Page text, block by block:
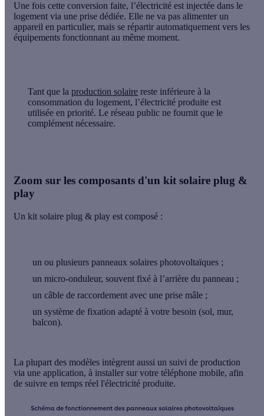
Une fois cette conversion faite, l’électricité est injectée dans le
logement via une prise dédiée. Elle ne va pas alimenter un
appareil en particulier, mais se répartir automatiquement vers les
équipements fonctionnant au même moment.
Tant que la production solaire reste inférieure à la
consommation du logement, l’électricité produite est
utilisée en priorité. Le réseau public ne fournit que le
complément nécessaire.
Zoom sur les composants d'un kit solaire plug &
play
Un kit solaire plug & play est composé :
un ou plusieurs panneaux solaires photovoltaïques ;
un micro-onduleur, souvent fixé à l’arrière du panneau ;
un câble de raccordement avec une prise mâle ;
un système de fixation adapté à votre besoin (sol, mur,
balcon).
La plupart des modèles intègrent aussi un suivi de production
via une application, à installer sur votre téléphone mobile, afin
de suivre en temps réel l'électricité produite.